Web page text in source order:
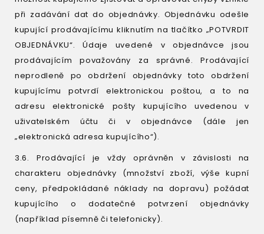
při zadávání dat do objednávky. Objednávku odešle
kupující prodávajícímu kliknutím na tlačítko „POTVRDIT
OBJEDNÁVKU“. Údaje uvedené v objednávce jsou
prodávajícím považovány za správné. Prodávající
neprodleně po obdržení objednávky toto obdržení
kupujícímu potvrdí elektronickou poštou, a to na
adresu elektronické pošty kupujícího uvedenou v
uživatelském účtu či v objednávce (dále jen
„elektronická adresa kupujícího“).
3.6. Prodávající je vždy oprávněn v závislosti na
charakteru objednávky (množství zboží, výše kupní
ceny, předpokládané náklady na dopravu) požádat
kupujícího o dodatečné potvrzení objednávky
(například písemně či telefonicky).